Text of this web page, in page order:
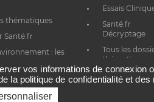
thématiques
Santé.fr
: les
Essais
Santé.fr
Décryptage
Tous les
thématiques
vos informations de connexion
la politique de confidentialité et des